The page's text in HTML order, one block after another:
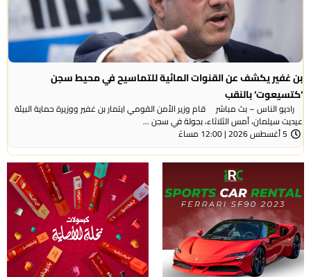
بن غفير يكشف عن القنوات المائية للتماسيح في محيط سجن
‘كتسيعوت‘ بالنقب
راديو الناس – بث مباشر قام وزير الأمن القومي ايتمار بن غفير ووزيرة حماية البيئة
عيديت سيلمان، أمس الثلاثاء، بجولة في سجن ...
5 أغسطس 2026 | 12:00 مساءً